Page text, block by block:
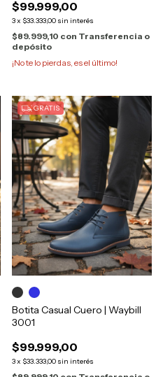
$99.999,00
3x $33.333,00 sin interés
$89.999,10 con Transferencia o
depósito
¡No te lo pierdas, es el último!
GRATIS
Botita Casual Cuero | Waybill
3001
$99.999,00
3x $33.333,00 sin interés